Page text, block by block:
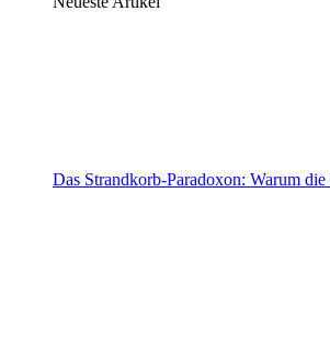
Das Strandkorb-Paradoxon: Warum